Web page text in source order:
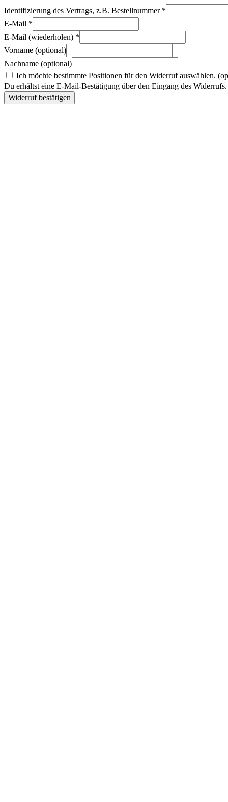
Identifizierung des Vertrags, z.B. Bestellnummer *
E-Mail *
E-Mail (wiederholen) *
Vorname (optional)
Nachname (optional)
Ich möchte bestimmte Positionen für den Widerruf auswählen.
Du erhältst eine E-Mail-Bestätigung über den Eingang des
Widerruf bestätigen